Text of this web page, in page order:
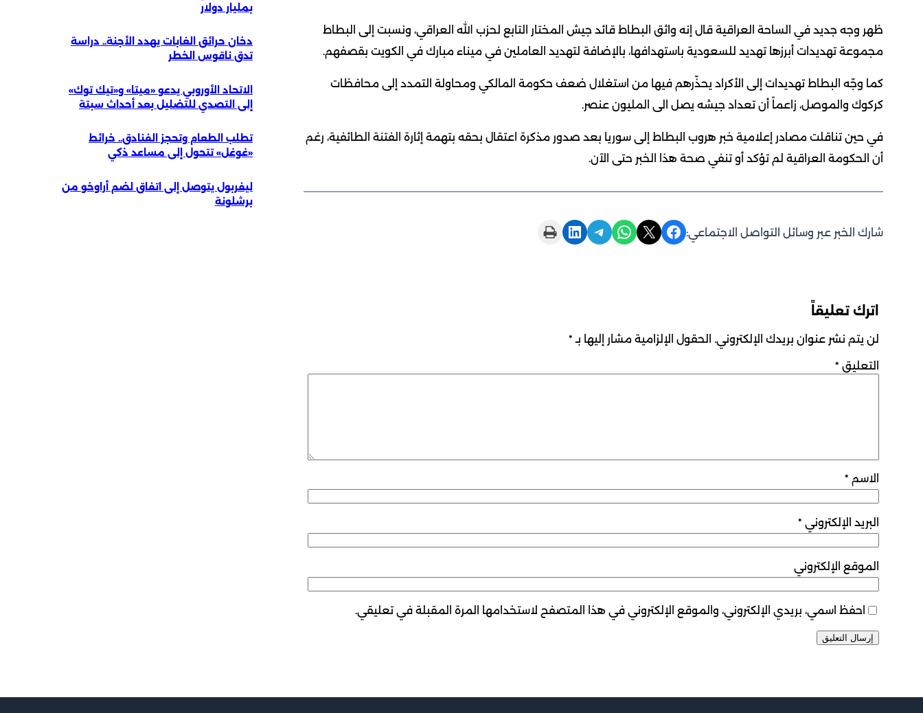
ظهر وجه جديد في الساحة العراقية قال إنه واثق البطاط قائد جيش المختار التابع لحزب الله العراقي، ونسبت إلى البطاط
مجموعة تهديدات أبرزها تهديد للسعودية باستهدافها، بالإضافة لتهديد العاملين في ميناء مبارك في الكويت بقصفهم.
كما وجّه البطاط تهديدات إلى الأكراد يحذّرهم فيها من استغلال ضعف حكومة المالكي ومحاولة التمدد إلى محافظات
كركوك والموصل، زاعماً أن تعداد جيشه يصل الى المليون عنصر.
في حين تناقلت مصادر إعلامية خبر هروب البطاط إلى سوريا بعد صدور مذكرة اعتقال بحقه بتهمة إثارة الفتنة الطائفية، رغم
أن الحكومة العراقية لم تؤكد أو تنفي صحة هذا الخبر حتى الآن.
شارك الخبر عبر وسائل التواصل الاجتماعي: Share on Facebook
Share on X
Share on WhatsApp
Share on Telegram
Share on LinkedIn
Print this Page
اترك تعليقاً
لن يتم نشر عنوان بريدك الإلكتروني. الحقول الإلزامية مشار إليها بـ *
التعليق *
الاسم *
البريد الإلكتروني *
الموقع الإلكتروني
احفظ اسمي، بريدي الإلكتروني، والموقع الإلكتروني في هذا المتصفح لاستخدامها المرة المقبلة في تعليقي.
بمليار دولار
دخان حرائق الغابات يهدد الأجنة.. دراسة
تدق ناقوس الخطر
الاتحاد الأوروبي يدعو «ميتا» و«تيك توك»
إلى التصدي للتضليل بعد أحداث سبتة
تطلب الطعام وتحجز الفنادق.. خرائط
«غوغل» تتحول إلى مساعد ذكي
ليفربول يتوصل إلى اتفاق لضم أراوخو من
برشلونة